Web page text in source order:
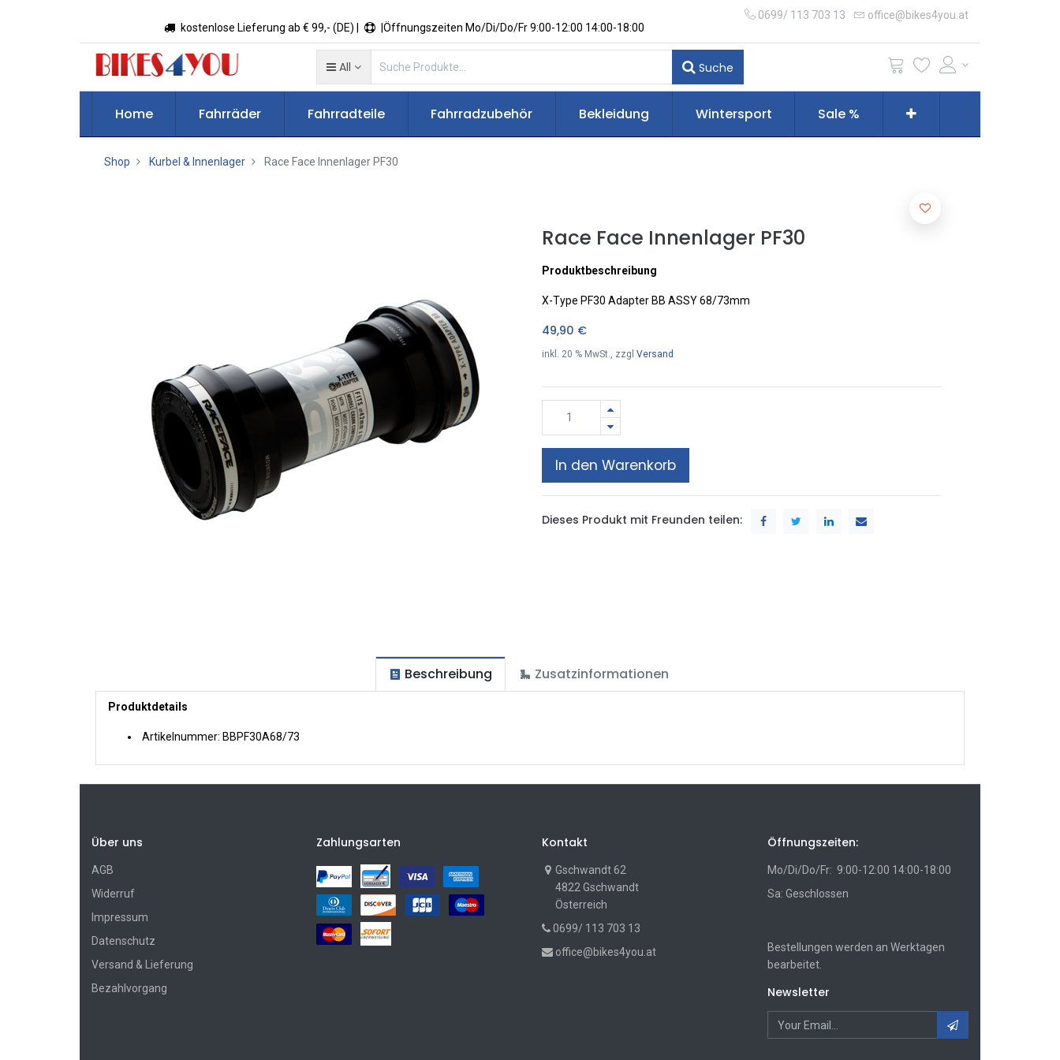
kostenlose Lieferung ab € 99,- (DE) | |Öffnungszeiten Mo/Di/Do/Fr 9:00-12:00 14:00-18:00
0699/ 113 703 13 office@bikes4you.at
All Suche
Home Fahrräder Fahrradteile Fahrradzubehör Bekleidung Wintersport Sale %
Shop Kurbel & Innenlager Race Face Innenlager PF30
Race Face Innenlager PF30
Produktbeschreibung
X-Type PF30 Adapter BB ASSY 68/73mm
49,90 €
inkl. 20 % MwSt., zzgl Versand
In den Warenkorb
Dieses Produkt mit Freunden teilen:
Beschreibung Zusatzinformationen
Produktdetails
Artikelnummer: BBPF30A68/73
Über uns
AGB
Widerruf
Impressum
Datenschutz
Versand & Lieferung
Bezahlvorgang
Zahlungsarten Kontakt
Gschwandt 62
4822 Gschwandt
Österreich
0699/ 113 703 13
office@bikes4you.at
Öffnungszeiten:
Mo/Di/Do/Fr: 9:00-12:00 14:00-18:00
Sa: Geschlossen
Bestellungen werden an Werktagen
bearbeitet.
Newsletter